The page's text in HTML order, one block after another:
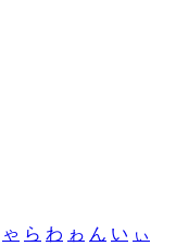
ゃ ら わ ゎ ん い ぃ